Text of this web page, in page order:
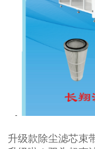
升级款除尘滤芯束